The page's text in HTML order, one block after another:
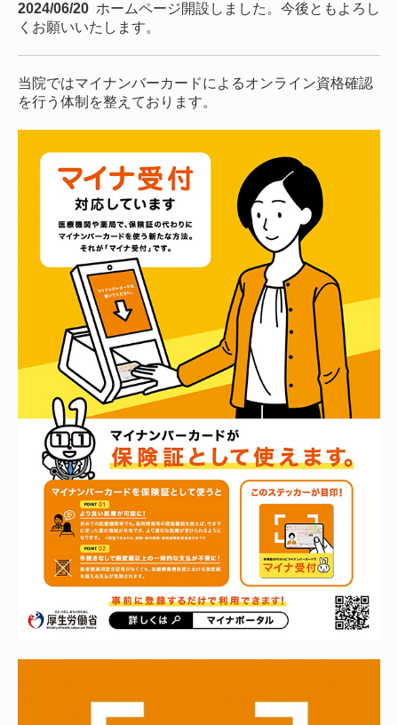
2024/06/20 ホームページ開設しました。今後ともよろし
くお願いいたします。
当院ではマイナンバーカードによるオンライン資格確認
を行う体制を整えております。